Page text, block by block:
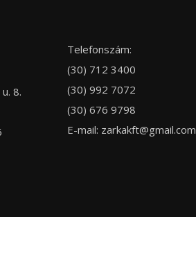
8.
Telefonszám:
(30) 712 3400
(30) 992 7072
(30) 676 9798
E-mail: zarkakft@gmail.com